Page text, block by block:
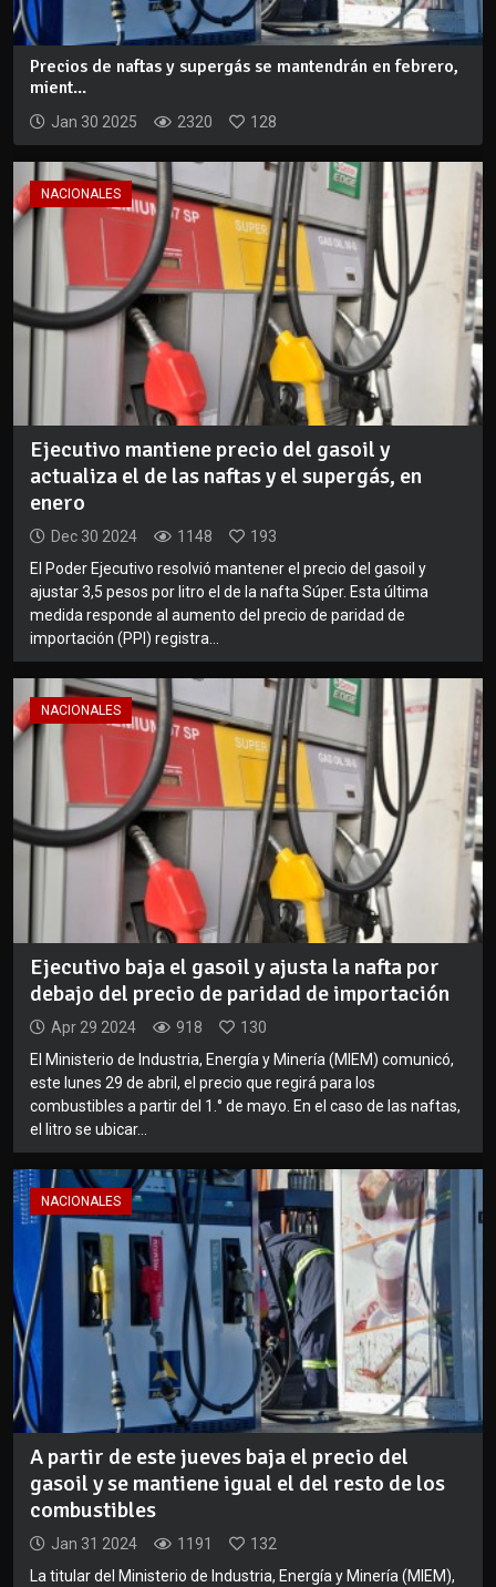
Precios de naftas y supergás se mantendrán en febrero,
mient...
Jan 30 2025 2320 128
NACIONALES
Ejecutivo mantiene precio del gasoil y
actualiza el de las naftas y el supergás, en
enero
Dec 30 2024 1148
193
El Poder Ejecutivo resolvió mantener el precio del gasoil y
ajustar 3,5 pesos por litro el de la nafta Súper. Esta última
medida responde al aumento del precio de paridad de
importación (PPI) registra...
NACIONALES
Ejecutivo baja el gasoil y ajusta la nafta por
debajo del precio de paridad de importación
Apr 29 2024 918
130
El Ministerio de Industria, Energía y Minería (MIEM) comunicó,
este lunes 29 de abril, el precio que regirá para los
combustibles a partir del 1.° de mayo. En el caso de las naftas,
el litro se ubicar...
NACIONALES
A partir de este jueves baja el precio del
gasoil y se mantiene igual el del resto de los
combustibles
Jan 31 2024 1191
132
La titular del Ministerio de Industria, Energía y Minería (MIEM),